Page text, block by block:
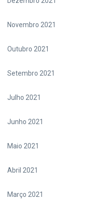
Novembro 2021
Outubro 2021
Setembro 2021
Julho 2021
Junho 2021
Maio 2021
Abril 2021
Março 2021